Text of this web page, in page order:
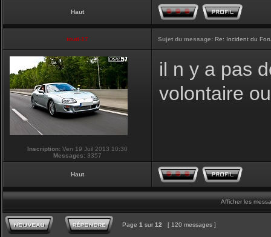
Haut
touti-17 Sujet du message: Re: Incident du
Inscription: Ven 19 Juil 2013 10:30
Messages: 3357
il n y a pas
volontaire
Haut
Afficher les
Page 1 sur 12 [ 120 messages ]